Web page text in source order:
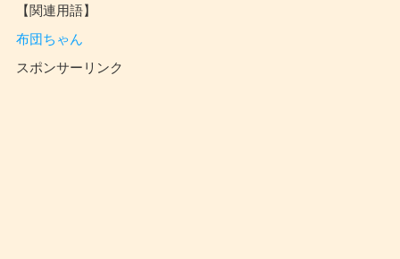
【関連用語】
布団ちゃん
スポンサーリンク